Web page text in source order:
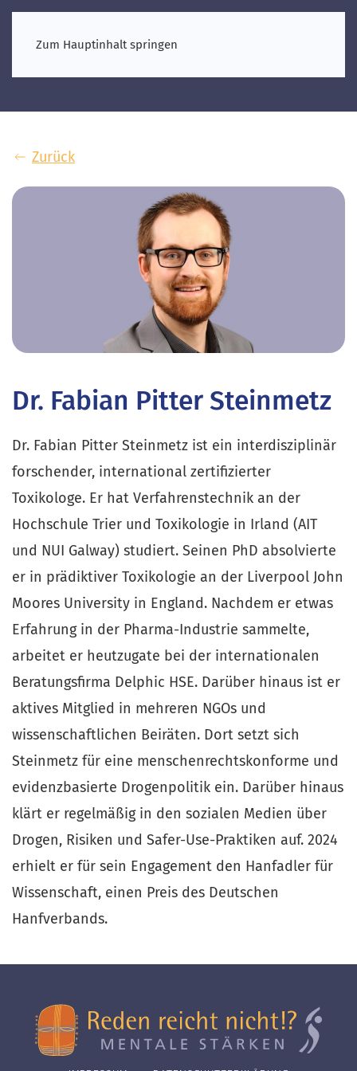
Zum Hauptinhalt springen
Zurück
Dr. Fabian Pitter Steinmetz
Dr. Fabian Pitter Steinmetz ist ein interdisziplinär
forschender, international zertifizierter
Toxikologe. Er hat Verfahrenstechnik an der
Hochschule Trier und Toxikologie in Irland (AIT
und NUI Galway) studiert. Seinen PhD absolvierte
er in prädiktiver Toxikologie an der Liverpool John
Moores University in England. Nachdem er etwas
Erfahrung in der Pharma-Industrie sammelte,
arbeitet er heutzugate bei der internationalen
Beratungsfirma Delphic HSE. Darüber hinaus ist er
aktives Mitglied in mehreren NGOs und
wissenschaftlichen Beiräten. Dort setzt sich
Steinmetz für eine menschenrechtskonforme und
evidenzbasierte Drogenpolitik ein. Darüber hinaus
klärt er regelmäßig in den sozialen Medien über
Drogen, Risiken und Safer-Use-Praktiken auf. 2024
erhielt er für sein Engagement den Hanfadler für
Wissenschaft, einen Preis des Deutschen
Hanfverbands.